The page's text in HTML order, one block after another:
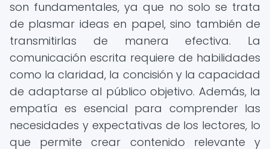
son fundamentales, ya que no solo se trata
de plasmar ideas en papel, sino también de
transmitirlas de manera efectiva. La
comunicación escrita requiere de habilidades
como la claridad, la concisión y la capacidad
de adaptarse al público objetivo. Además, la
empatía es esencial para comprender las
necesidades y expectativas de los lectores, lo
que permite crear contenido relevante y